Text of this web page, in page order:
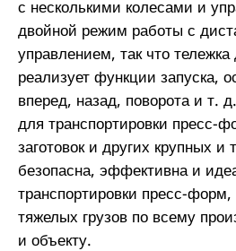
с несколькими колесами и
двойной режим работы с
управлением, так что
реализует функции запуска,
вперед, назад, поворота и т.
для транспортировки пресс-
заготовок и других крупных
безопасна, эффективна и
транспортировки пресс-
тяжелых грузов по всему
и объекту.